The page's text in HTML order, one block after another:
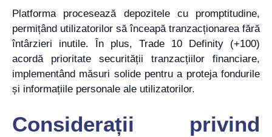
Platforma procesează depozitele cu promptitudine,
permițând utilizatorilor să înceapă tranzacționarea fără
întârzieri inutile. În plus, Trade 10 Definity (+100)
acordă prioritate securității tranzacțiilor financiare,
implementând măsuri solide pentru a proteja fondurile
și informațiile personale ale utilizatorilor.
Considerații privind